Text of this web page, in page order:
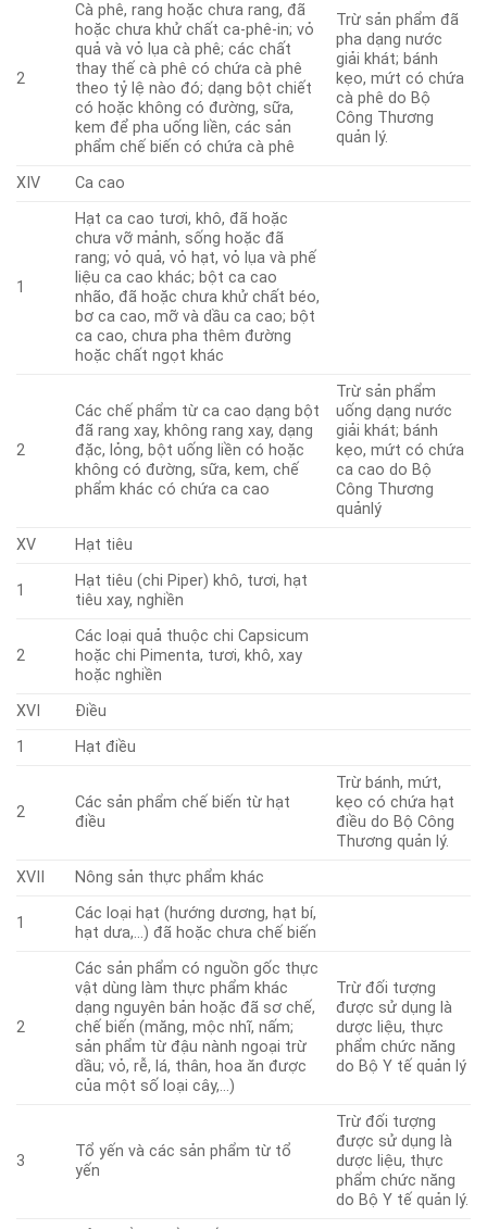
2
Cà phê, rang hoặc chưa rang, đã
hoặc chưa khử chất ca-phê-in; vỏ
quả và vỏ lụa cà phê; các chất
thay thế cà phê có chứa cà phê
theo tỷ lệ nào đó; dạng bột chiết
có hoặc không có đường, sữa,
kem để pha uống liền, các sản
phẩm chế biến có chứa cà phê
Trừ sản phẩm đã
pha dạng nước
giải khát; bánh
kẹo, mứt có chứa
cà phê do Bộ
Công Thương
quản lý.
XIV Ca cao
1
Hạt ca cao tươi, khô, đã hoặc
chưa vỡ mảnh, sống hoặc đã
rang; vỏ quả, vỏ hạt, vỏ lụa và phế
liệu ca cao khác; bột ca cao
nhão, đã hoặc chưa khử chất béo,
bơ ca cao, mỡ và dầu ca cao; bột
ca cao, chưa pha thêm đường
hoặc chất ngọt khác
2
Các chế phẩm từ ca cao dạng bột
đã rang xay, không rang xay, dạng
đặc, lỏng, bột uống liền có hoặc
không có đường, sữa, kem, chế
phẩm khác có chứa ca cao
Trừ sản phẩm
uống dạng nước
giải khát; bánh
kẹo, mứt có chứa
ca cao do Bộ
Công Thương
quảnlý
XV
Hạt tiêu
1
Hạt tiêu (chi Piper) khô, tươi, hạt
tiêu xay, nghiền
2
Các loại quả thuộc chi Capsicum
hoặc chi Pimenta, tươi, khô, xay
hoặc nghiền
XVI
Điều
1
Hạt điều
2
Các sản phẩm chế biến từ hạt
điều
Trừ bánh, mứt,
kẹo có chứa hạt
điều do Bộ Công
Thương quản lý.
XVII
Nông sản thực phẩm khác
1
Các loại hạt (hướng dương, hạt bí,
hạt dưa,…) đã hoặc chưa chế biến
2
Các sản phẩm có nguồn gốc thực
vật dùng làm thực phẩm khác
dạng nguyên bản hoặc đã sơ chế,
chế biến (măng, mộc nhĩ, nấm;
sản phẩm từ đậu nành ngoại trừ
dầu; vỏ, rễ, lá, thân, hoa ăn được
của một số loại cây,…)
Trừ đối tượng
được sử dụng là
dược liệu, thực
phẩm chức năng
do Bộ Y tế quản lý
3
Tổ yến và các sản phẩm từ tổ
yến
Trừ đối tượng
được sử dụng là
dược liệu, thực
phẩm chức năng
do Bộ Y tế quản lý.